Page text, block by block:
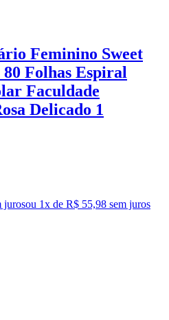
Feminino Sweet
Folhas Espiral
Faculdade
Delicado 1
jurosou 1x de R$ 55,98 sem juros